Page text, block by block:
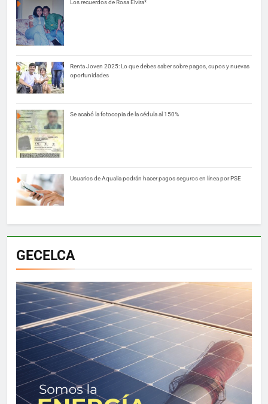
Los recuerdos de Rosa Elvira*
Renta Joven 2025: Lo que debes saber sobre pagos, cupos y nuevas
oportunidades
Se acabó la fotocopia de la cédula al 150%
Usuarios de Aqualia podrán hacer pagos seguros en línea por PSE
GECELCA